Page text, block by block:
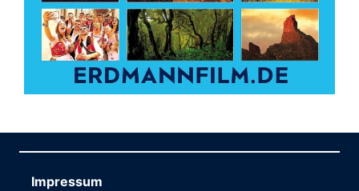
Impressum